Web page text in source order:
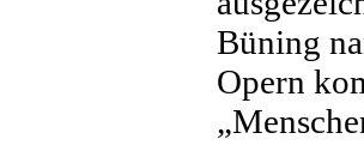
Büning
Opern